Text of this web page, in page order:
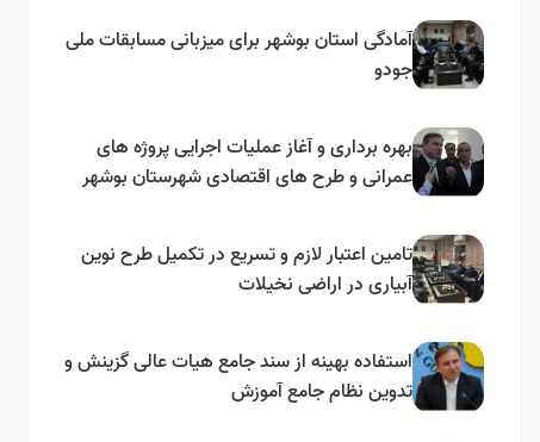
آمادگی استان بوشهر برای میزبانی مسابقات ملی
جودو
بهره برداری و آغاز عملیات اجرایی پروژه های
عمرانی و طرح های اقتصادی شهرستان بوشهر
تامین اعتبار لازم و تسریع در تکمیل طرح نوین
آبیاری در اراضی نخیلات
استفاده بهینه از سند جامع هیات عالی گزینش و‌
تدوین نظام جامع آموزش